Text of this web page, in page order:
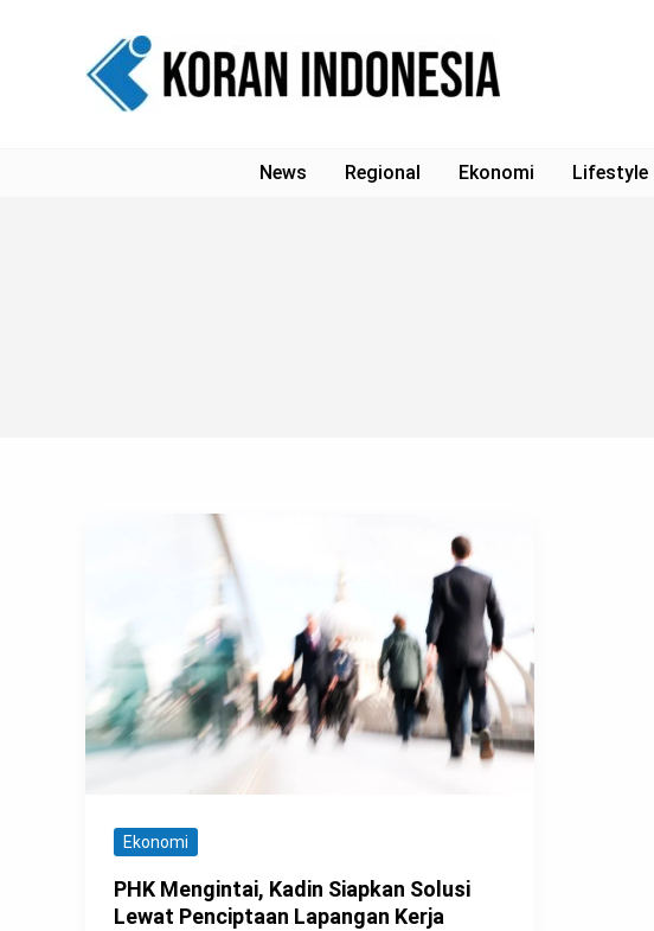
News Regional Ekonomi Lifestyle
Ekonomi
PHK Mengintai, Kadin Siapkan Solusi
Lewat Penciptaan Lapangan Kerja